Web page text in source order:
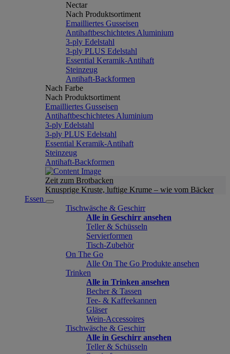
Nectar
Nach Produktsortiment
Emailliertes Gusseisen
Antihaftbeschichtetes Aluminium
3-ply Edelstahl
3-ply PLUS Edelstahl
Essential Keramik-Antihaft
Steinzeug
Antihaft-Backformen
Nach Farbe
Nach Produktsortiment
Emailliertes Gusseisen
Antihaftbeschichtetes Aluminium
3-ply Edelstahl
3-ply PLUS Edelstahl
Essential Keramik-Antihaft
Steinzeug
Antihaft-Backformen
Zeit zum Brotbacken
Knusprige Kruste, luftige Krume – wie vom Bäcker
Essen
Tischwäsche & Geschirr
Alle in Geschirr ansehen
Teller & Schüsseln
Servierformen
Tisch-Zubehör
On The Go
Alle On The Go Produkte ansehen
Trinken
Alle in Trinken ansehen
Becher & Tassen
Tee- & Kaffeekannen
Gläser
Wein-Accessoires
Tischwäsche & Geschirr
Alle in Geschirr ansehen
Teller & Schüsseln